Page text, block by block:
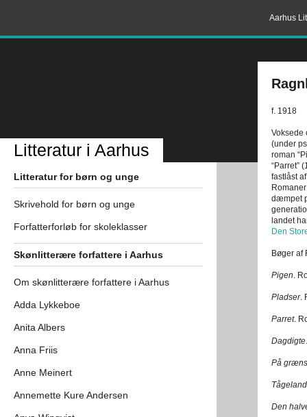
Aarhus
f. 1918
Voksede
(under
roman
“Parret”
fastlåst
dæmpet
landet
Den
Bøger af
Pigen.
Pladser.
Parret.
Dagdigte
På
Den
Litteratur i Aarhus
Litteratur for børn og unge
Skrivehold for børn og unge
Forfatterforløb for skoleklasser
Skønlitterære forfattere i Aarhus
Om skønlitterære forfattere i Aarhus
Adda Lykkeboe
Anita Albers
Anna Friis
Anne Meinert
Annemette Kure Andersen